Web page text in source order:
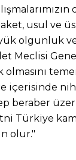
usul ve
olgunluk
Meclisi
olmasını
içerisinde
beraber
Türkiye
olur."